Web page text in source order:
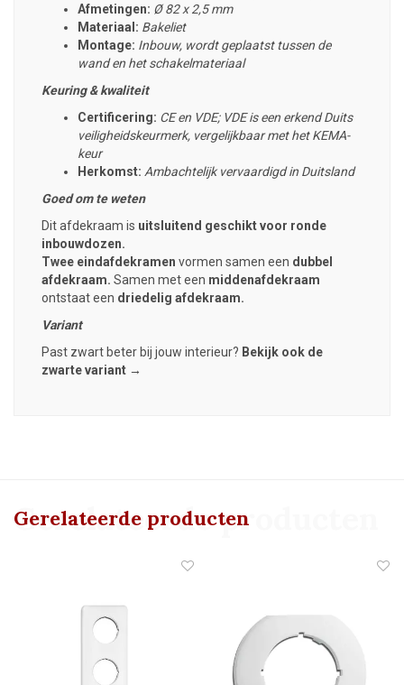
Afmetingen: Ø 82 x 2,5 mm
Materiaal: Bakeliet
Montage: Inbouw, wordt geplaatst tussen de
wand en het schakelmateriaal
Keuring & kwaliteit
Certificering: CE en VDE; VDE is een erkend Duits
veiligheidskeurmerk, vergelijkbaar met het KEMA-
keur
Herkomst: Ambachtelijk vervaardigd in Duitsland
Goed om te weten
Dit afdekraam is uitsluitend geschikt voor ronde
inbouwdozen.
Twee eindafdekramen vormen samen een dubbel
afdekraam. Samen met een middenafdekraam
ontstaat een driedelig afdekraam.
Variant
Past zwart beter bij jouw interieur? Bekijk ook de
zwarte variant →
Gerelateerde producten
Gerelateerde producten